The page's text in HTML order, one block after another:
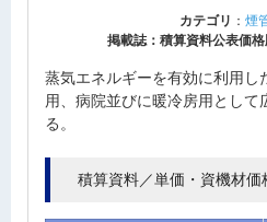
カテゴリ ： 煙
掲載誌：積算資料公表価格
蒸気エネルギーを有効に利用し
用、病院並びに暖冷房用として
る。
積算資料／単価・資機材価